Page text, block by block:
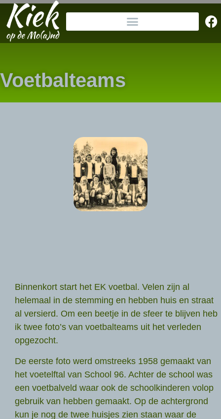
Voetbalteams
Binnenkort start het EK voetbal. Velen zijn al
helemaal in de stemming en hebben huis en straat
al versierd. Om een beetje in de sfeer te blijven heb
ik twee foto’s van voetbalteams uit het verleden
opgezocht.
De eerste foto werd omstreeks 1958 gemaakt van
het voetelftal van School 96. Achter de school was
een voetbalveld waar ook de schoolkinderen volop
gebruik van hebben gemaakt. Op de achtergrond
kun je nog de twee huisjes zien staan waar de